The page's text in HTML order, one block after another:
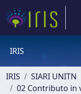
IRIS
IRIS
SIARI UNITN
02 Contributo in